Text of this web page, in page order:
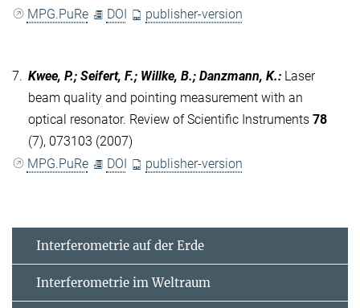
MPG.PuRe
DOI publisher-version
7. Kwee, P.; Seifert, F.; Willke, B.; Danzmann, K.: Laser
beam quality and pointing measurement with an
optical resonator. Review of Scientific Instruments 78
(7), 073103 (2007)
MPG.PuRe
DOI publisher-version
Interferometrie auf der Erde
Interferometrie im Weltraum